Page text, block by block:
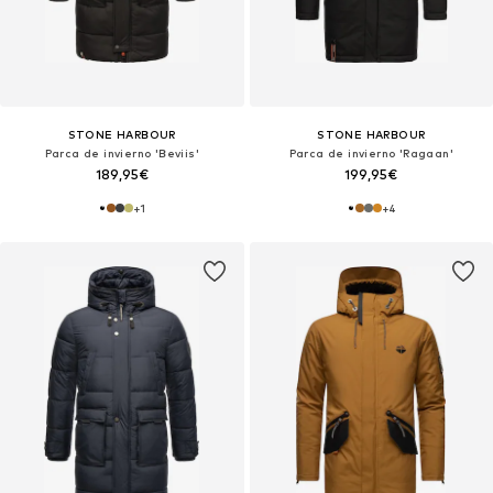
STONE HARBOUR
Parca de invierno 'Beviis'
189,95€
+1
STONE HARBOUR
Parca de invierno 'Ragaan'
199,95€
+4